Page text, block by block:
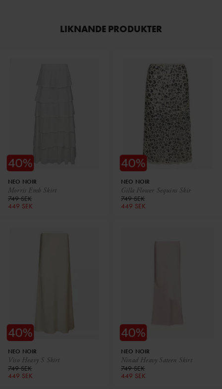
LIKNANDE PRODUKTER
Morris Emb Skirt
NEO NOIR
749 SEK
449 SEK
Gilla Flower Sequins Skir
NEO NOIR
749 SEK
449 SEK
Viso Heavy S Skirt
NEO NOIR
749 SEK
449 SEK
Ninad Heavy Sateen Skirt
NEO NOIR
749 SEK
449 SEK